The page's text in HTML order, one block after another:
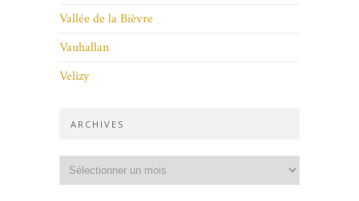
Vallée de la Bièvre
Vauhallan
Velizy
ARCHIVES